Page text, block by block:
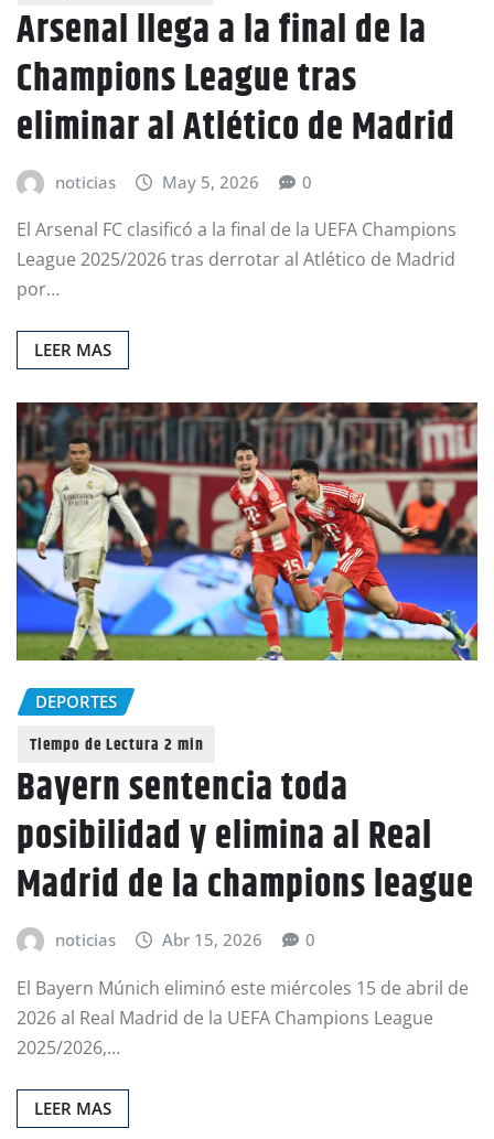
Arsenal llega a la final de la
Champions League tras
eliminar al Atlético de Madrid
noticias May 5, 2026 0
El Arsenal FC clasificó a la final de la UEFA Champions
League 2025/2026 tras derrotar al Atlético de Madrid
por…
LEER MAS
DEPORTES
Bayern sentencia toda
posibilidad y elimina al Real
Madrid de la champions league
noticias Abr 15, 2026 0
El Bayern Múnich eliminó este miércoles 15 de abril de
2026 al Real Madrid de la UEFA Champions League
2025/2026,…
LEER MAS